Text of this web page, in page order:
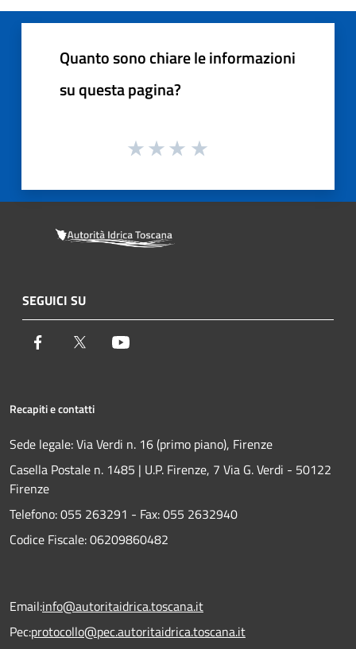
Quanto sono chiare le informazioni
su questa pagina?
SEGUICI SU
Facebook Twitter
Recapiti e contatti
Sede legale: Via Verdi n. 16 (primo piano), Firenze
Casella Postale n. 1485 | U.P. Firenze, 7 Via G. Verdi - 50122
Firenze
Telefono:055 263291 - Fax:055 2632940
Codice Fiscale: 06209860482
Email:info@autoritaidrica.toscana.it
Pec:protocollo@pec.autoritaidrica.toscana.it